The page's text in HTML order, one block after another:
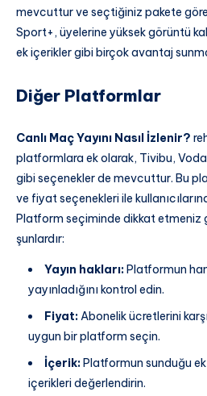
mevcuttur ve seçtiğiniz pakete
Sport+, üyelerine yüksek görüntü
ek içerikler gibi birçok avantaj
Diğer Platformlar
Canlı Maç Yayını Nasıl İzlenir?
platformlara ek olarak, Tivibu,
gibi seçenekler de mevcuttur. Bu
ve fiyat seçenekleri ile
Platform seçiminde dikkat etmeniz
şunlardır:
Yayın hakları:Platformun
yayınladığını kontrol edin.
Fiyat: Abonelik ücretlerini
uygun bir platform seçin.
İçerik:Platformun sunduğu
içerikleri değerlendirin.